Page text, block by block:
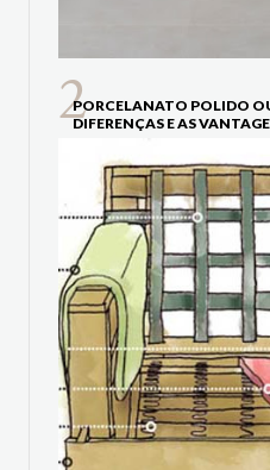
PORCELANATO POLIDO
DIFERENÇAS E AS